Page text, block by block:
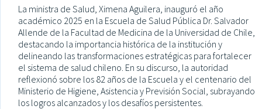
La ministra de Salud, Ximena Aguilera, inauguró el año
académico 2025 en la Escuela de Salud Pública Dr. Salvador
Allende de la Facultad de Medicina de la Universidad de Chile,
destacando la importancia histórica de la institución y
delineando las transformaciones estratégicas para fortalecer
el sistema de salud chileno. En su discurso, la autoridad
reflexionó sobre los 82 años de la Escuela y el centenario del
Ministerio de Higiene, Asistencia y Previsión Social, subrayando
los logros alcanzados y los desafíos persistentes.